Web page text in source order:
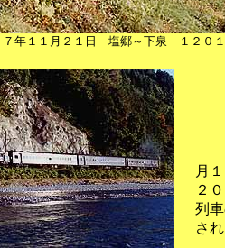
７年１１月２１日 塩郷～下泉 １２０
月
２
列
され